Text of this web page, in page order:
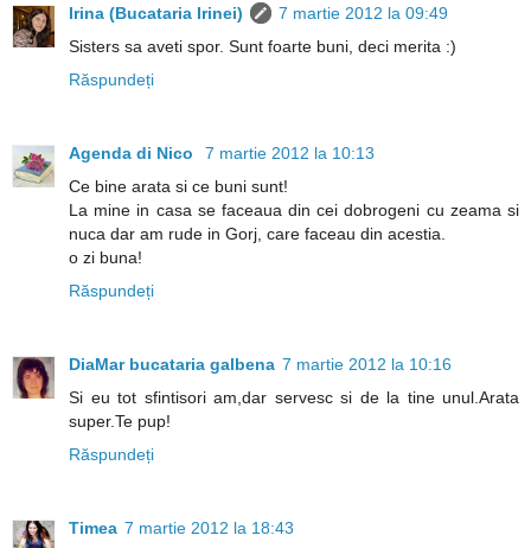
Irina (Bucataria Irinei)
7 martie 2012 la 09:49
Sisters sa aveti spor. Sunt foarte buni, deci merita :)
Răspundeți
Agenda di Nico
7 martie 2012 la 10:13
Ce bine arata si ce buni sunt!
La mine in casa se faceaua din cei dobrogeni cu zeama si
nuca dar am rude in Gorj, care faceau din acestia.
o zi buna!
Răspundeți
DiaMar bucataria galbena 7 martie 2012 la 10:16
Si eu tot sfintisori am,dar servesc si de la tine unul.Arata
super.Te pup!
Răspundeți
Timea 7 martie 2012 la 18:43